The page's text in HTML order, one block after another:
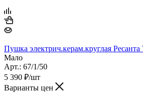
Пушка электрич.керам.круглая
Мало
Арт.: 67/1/50
5 390 ₽/шт
Варианты цен